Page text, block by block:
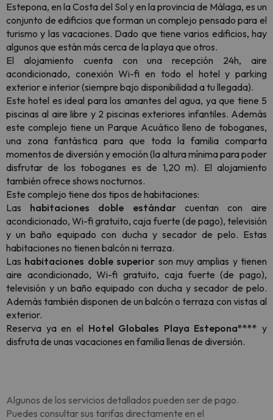
Estepona, en la Costa del Sol y en la provincia de Málaga, es un
conjunto de edificios que forman un complejo pensado para el
turismo y las vacaciones. Dado que tiene varios edificios, hay
algunos que están más cerca de la playa que otros.
El alojamiento cuenta con una recepción 24h, aire
acondicionado, conexión Wi-fi en todo el hotel y parking
exterior e interior (siempre bajo disponibilidad a tu llegada).
Este hotel es ideal para los amantes del agua, ya que tiene 5
piscinas al aire libre y 2 piscinas exteriores infantiles. Además
este complejo tiene un Parque Acuático lleno de toboganes,
una zona fantástica para que toda la familia comparta
momentos de diversión y emoción (la altura mínima para poder
disfrutar de los toboganes es de 1,20 m). El alojamiento
también ofrece shows nocturnos.
Este complejo tiene dos tipos de habitaciones:
Las habitaciones doble estándarcuentan con aire
acondicionado, Wi-fi gratuito, caja fuerte (de pago), televisión
y un baño equipado con ducha y secador de pelo. Estas
habitaciones no tienen balcón ni terraza.
Las habitaciones doble superior son muy amplias y tienen
aire acondicionado, Wi-fi gratuito, caja fuerte (de pago),
televisión y un baño equipado con ducha y secador de pelo.
Además también disponen de un balcón o terraza con vistas al
exterior.
Reserva ya en el Hotel Globales Playa Estepona**** y
disfruta de unas vacaciones en familia llenas de diversión.
Algunos de los servicios detallados pueden ser de pago.
Puedes consultar sus tarifas directamente en el